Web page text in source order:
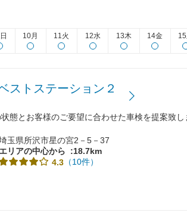
10月 11火 12水 13木 14金
ストステーション２
態とお客様のご要望に合わせた車検を提案致し
玉県所沢市星の宮2－5－37
エリアの中心から
:18.7km
4.3 （10件）